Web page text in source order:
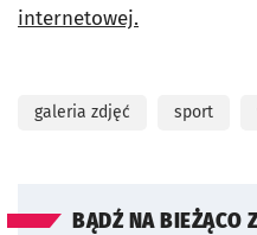
internetowej.
galeria zdjęć sport
BĄDŹ NA BIEŻĄCO